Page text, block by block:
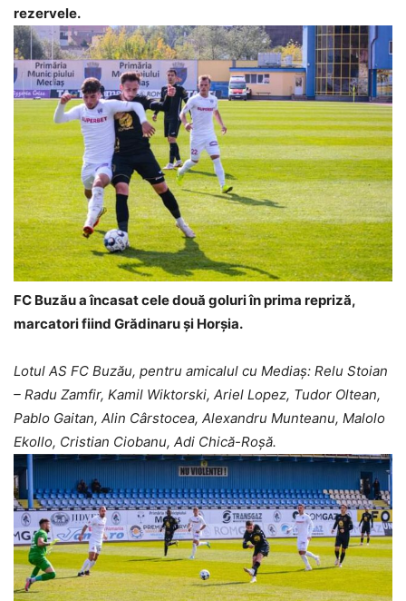
rezervele.
FC Buzău a încasat cele două goluri în prima repriză,
marcatori fiind Grădinaru și Horșia.
Lotul AS FC Buzău, pentru amicalul cu Mediaș: Relu Stoian
– Radu Zamfir, Kamil Wiktorski, Ariel Lopez, Tudor Oltean,
Pablo Gaitan, Alin Cârstocea, Alexandru Munteanu, Malolo
Ekollo, Cristian Ciobanu, Adi Chică-Roşă.